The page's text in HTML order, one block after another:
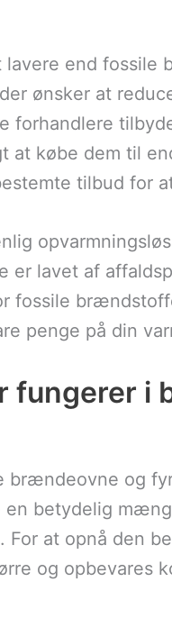
end fossile
ønsker at
forhandlere
købe dem til
tilbud for
er lavet af
penge på din
i
og
betydelig
For at opnå den
og opbevares